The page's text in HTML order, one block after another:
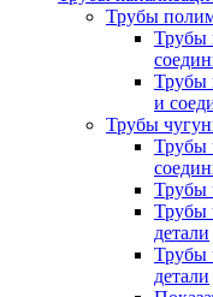
Трубы
Трубы
Трубы
и
Трубы
Трубы
Трубы
детали
Трубы
детали